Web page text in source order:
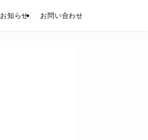
お知らせ お問い合わせ